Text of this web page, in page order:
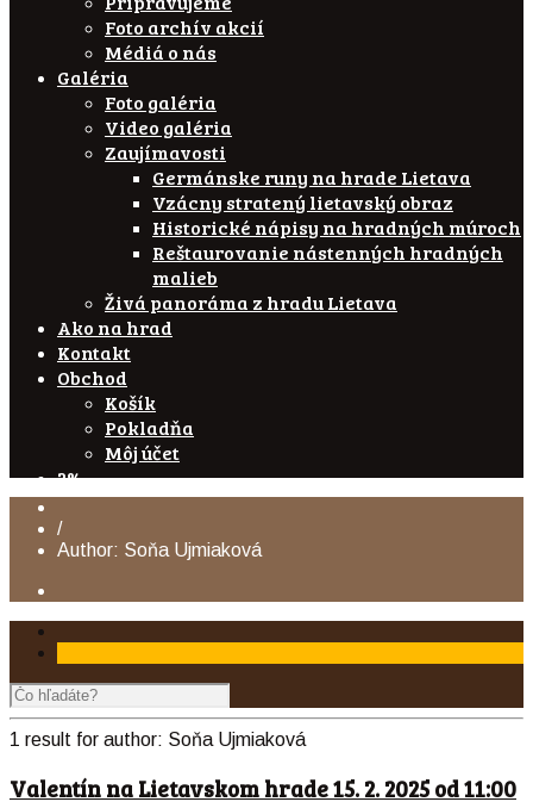
Foto archív akcií
Médiá o nás
Galéria
Foto galéria
Video galéria
Zaujímavosti
Germánske runy na hrade Lietava
Vzácny stratený lietavský obraz
Historické nápisy na hradných múroch
Reštaurovanie nástenných hradných
malieb
Živá panoráma z hradu Lietava
Ako na hrad
Kontakt
Obchod
Košík
Pokladňa
Môj účet
2%
/
Author: Soňa Ujmiaková
1 result for author: Soňa Ujmiaková
Valentín na Lietavskom hrade 15. 2. 2025 od 11:00